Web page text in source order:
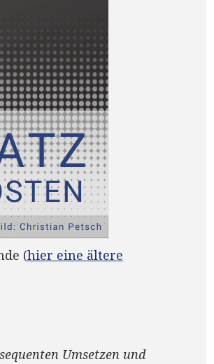
(hier eine ältere
Umsetzen und